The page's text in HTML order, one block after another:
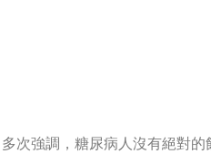
次強調，糖尿病人沒有絕對